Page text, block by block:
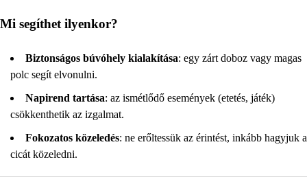
Mi segíthet ilyenkor?
Biztonságos búvóhely kialakítása: egy zárt doboz vagy magas
polc segít elvonulni.
Napirend tartása: az ismétlődő események (etetés, játék)
csökkenthetik az izgalmat.
Fokozatos közeledés: ne erőltessük az érintést, inkább hagyjuk a
cicát közeledni.